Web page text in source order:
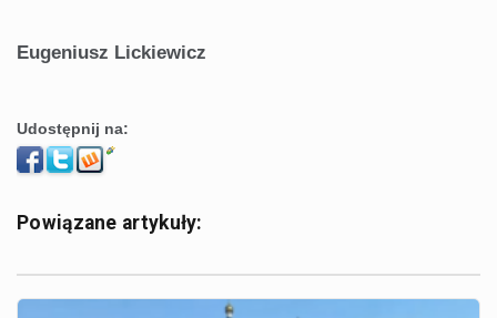
Eugeniusz Lickiewicz
Udostępnij na:
Powiązane artykuły: